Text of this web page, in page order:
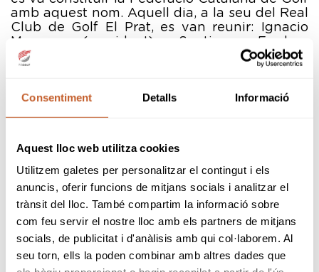
Consentiment Detalls Informació
Aquest lloc web utilitza cookies
Utilitzem galetes per personalitzar el contingut i els
anuncis, oferir funcions de mitjans socials i analitzar el
trànsit del lloc. També compartim la informació sobre
com feu servir el nostre lloc amb els partners de mitjans
socials, de publicitat i d'anàlisis amb qui col·laborem. Al
seu torn, ells la poden combinar amb altres dades que
amb aquest nom. Aquell dia, a la seu del Real
Club de Golf El Prat, es van reunir: Ignacio
Macaya (president), Santiago Fradera
(vicepresident), Lluis Ferré (tresorer),
Francesc Jover (president del comitè de
jurídic) i Ramon Vilá (president del comitè de
mateix escenari, el Sr. Ignacio Macaya va
prendre possessió oficial del seu càrrec i a la
Junta Directiva es va afegir el Sr. Miquel Tayà
(president del comitè d'aficionats), Sr.
Manuel Malagrida (delegat de juvenils), Sra.
Conxita Leonori de Borés (delegada
femenina), Sr. Eduard Rodríguez i Sr. Marcos
Viladomiu com a vocals.
Els sis clubs que formaven part d’aquella